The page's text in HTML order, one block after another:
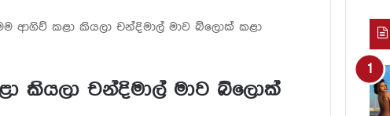
ආගිව් කළා කියලා චන්දිමාල් මාව බ්ලොක් කළා
කියලා චන්දිමාල් මාව බ්ලොක්